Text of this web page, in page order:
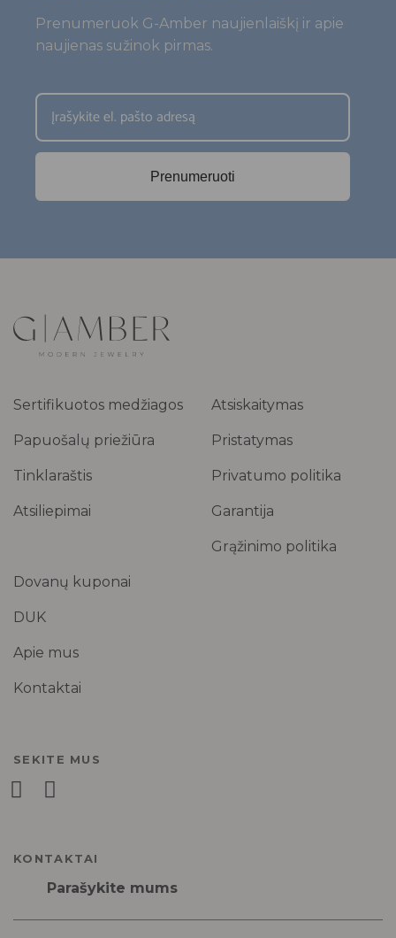
Sertifikuotos medžiagos
Papuošalų priežiūra
Tinklaraštis
Atsiliepimai
Atsiskaitymas
Pristatymas
Privatumo politika
Garantija
Grąžinimo politika
Dovanų kuponai
DUK
Apie mus
Kontaktai
SEKITE MUS
KONTAKTAI
Parašykite mums
Prenumeruok G-Amber naujienlaiškį ir apie
naujienas sužinok pirmas.
Prenumeruoti